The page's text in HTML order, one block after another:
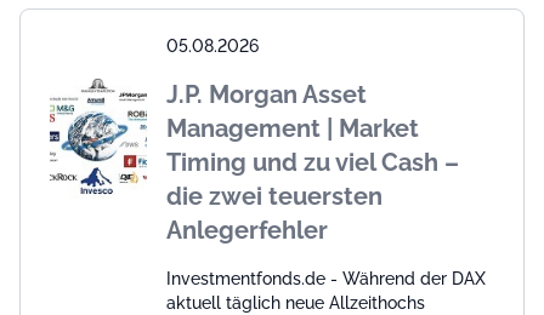
05.08.2026
J.P. Morgan Asset
Management | Market
Timing und zu viel Cash –
die zwei teuersten
Anlegerfehler
Investmentfonds.de - Während der DAX
aktuell täglich neue Allzeithochs